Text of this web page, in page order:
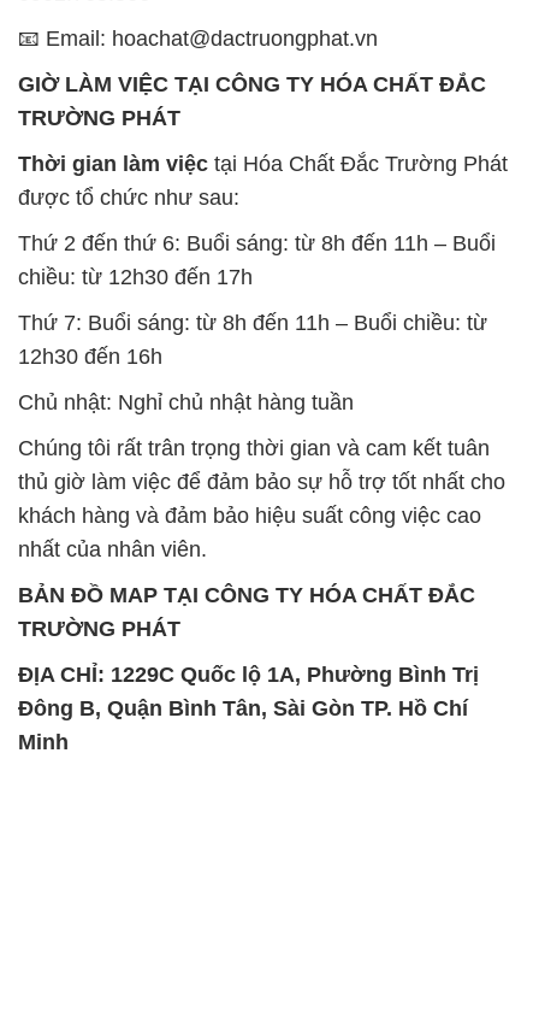
📧 Email: hoachat@dactruongphat.vn
GIỜ LÀM VIỆC TẠI CÔNG TY HÓA CHẤT ĐẮC
TRƯỜNG PHÁT
Thời gian làm việc tại Hóa Chất Đắc Trường Phát
được tổ chức như sau:
Thứ 2 đến thứ 6: Buổi sáng: từ 8h đến 11h – Buổi
chiều: từ 12h30 đến 17h
Thứ 7: Buổi sáng: từ 8h đến 11h – Buổi chiều: từ
12h30 đến 16h
Chủ nhật: Nghỉ chủ nhật hàng tuần
Chúng tôi rất trân trọng thời gian và cam kết tuân
thủ giờ làm việc để đảm bảo sự hỗ trợ tốt nhất cho
khách hàng và đảm bảo hiệu suất công việc cao
nhất của nhân viên.
BẢN ĐỒ MAP TẠI CÔNG TY HÓA CHẤT ĐẮC
TRƯỜNG PHÁT
ĐỊA CHỈ: 1229C Quốc lộ 1A, Phường Bình Trị
Đông B, Quận Bình Tân, Sài Gòn TP. Hồ Chí
Minh